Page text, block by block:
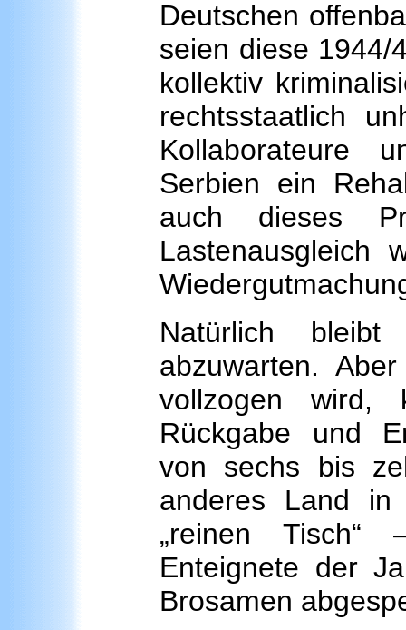
Deutschen
seien diese 1944/
kollektiv
rechtsstaatlich
Kollaborateure
Serbien ein
auch dieses
Lastenausgleich
Natürlich
abzuwarten.
vollzogen wird,
Rückgabe und
von sechs bis
anderes Land in
„reinen Tisch“
Enteignete der
Brosamen